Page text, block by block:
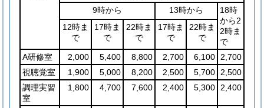
9時から
13時から
18時
から2
2時ま
で
12時ま
で
17時ま
で
22時ま
で
17時ま
で
22時ま
で
A研修室 2,000 5,400 8,800 2,700 6,100
2,700
視聴覚室
1,900 5,000 8,200 2,500 5,700
2,500
調理実習
室
1,800 4,700 7,600 2,400 5,300 2,400